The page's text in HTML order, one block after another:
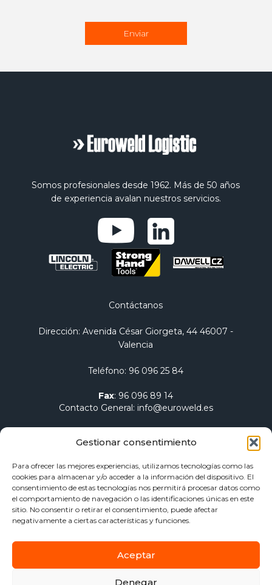
Gestionar consentimiento
Para ofrecer las mejores experiencias, utilizamos tecnologías como las
cookies para almacenar y/o acceder a la información del dispositivo. El
consentimiento de estas tecnologías nos permitirá procesar datos como
el comportamiento de navegación o las identificaciones únicas en este
sitio. No consentir o retirar el consentimiento, puede afectar
negativamente a ciertas características y funciones.
Aceptar
Denegar
Somos profesionales desde 1962. Más de 50 años
de experiencia avalan nuestros servicios.
Quiénes somos
Equipos de soldadura
Electrodos para soldadura
Blog
Contáctanos
Dirección: Avenida César Giorgeta, 44 46007 -
Valencia
Teléfono: 96 096 25 84
Fax: 96 096 89 14
Contacto General: info@euroweld.es